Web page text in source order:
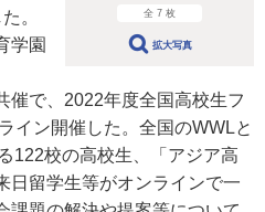
全 7 枚
拡大写真
。
学園
で、2022年度全国高校生フ
イン開催した。全国のWWLと
122校の高校生、「アジア高
日留学生等がオンラインで一